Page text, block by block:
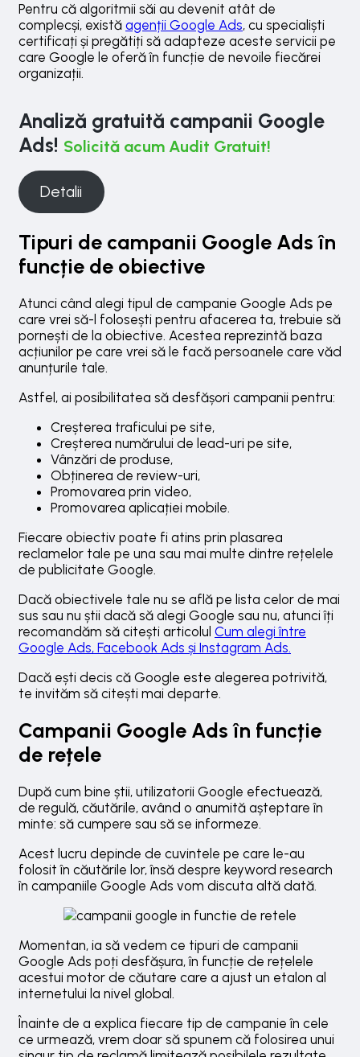
Pentru că algoritmii săi au devenit atât de
complecși, există agenții Google Ads, cu specialiști
certificați și pregătiți să adapteze aceste servicii pe
care Google le oferă în funcție de nevoile fiecărei
organizații.
Analiză gratuită campanii Google
Ads! Solicită acum Audit Gratuit!
Detalii
Tipuri de campanii Google Ads în
funcție de obiective
Atunci când alegi tipul de campanie Google Ads pe
care vrei să-l folosești pentru afacerea ta, trebuie să
pornești de la obiective. Acestea reprezintă baza
acțiunilor pe care vrei să le facă persoanele care văd
anunțurile tale.
Astfel, ai posibilitatea să desfășori campanii pentru:
Creșterea traficului pe site,
Creșterea numărului de lead-uri pe site,
Vânzări de produse,
Obținerea de review-uri,
Promovarea prin video,
Promovarea aplicației mobile.
Fiecare obiectiv poate fi atins prin plasarea
reclamelor tale pe una sau mai multe dintre rețelele
de publicitate Google.
Dacă obiectivele tale nu se află pe lista celor de mai
sus sau nu știi dacă să alegi Google sau nu, atunci îți
recomandăm să citești articolul Cum alegi între
Google Ads, Facebook Ads și Instagram Ads.
Dacă ești decis că Google este alegerea potrivită,
te invităm să citești mai departe.
Campanii Google Ads în funcție
de rețele
După cum bine știi, utilizatorii Google efectuează,
de regulă, căutările, având o anumită așteptare în
minte: să cumpere sau să se informeze.
Acest lucru depinde de cuvintele pe care le-au
folosit în căutările lor, însă despre keyword research
în campaniile Google Ads vom discuta altă dată.
Momentan, ia să vedem ce tipuri de campanii
Google Ads poți desfășura, în funcție de rețelele
acestui motor de căutare care a ajust un etalon al
internetului la nivel global.
Înainte de a explica fiecare tip de campanie în cele
ce urmează, vrem doar să spunem că folosirea unui